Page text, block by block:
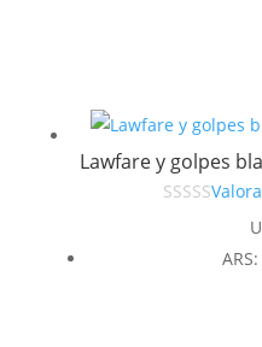
Lawfare y golpes
ARS: